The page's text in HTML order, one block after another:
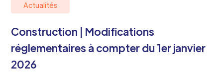
Actualités
Construction | Modifications
réglementaires à compter du 1er janvier
2026